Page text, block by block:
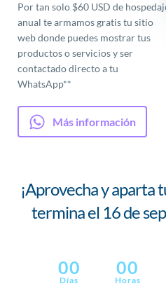
Por tan solo $60 USD de
anual te armamos gratis tu sitio
web donde puedes mostrar tus
productos o servicios y ser
contactado directo a tu
WhatsApp**
Más información
¡Aprovecha y aparta
termina el 16 de
00
Días
00
Horas